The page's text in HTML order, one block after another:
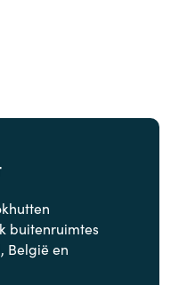
buitenruimtes
België en